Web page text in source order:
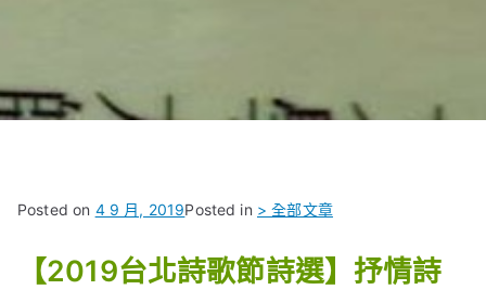
Posted on 4 9 月, 2019Posted in > 全部文章
【2019台北詩歌節詩選】抒情詩